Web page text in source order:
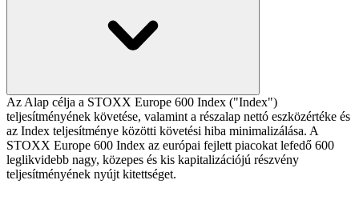
Az Alap célja a STOXX Europe 600 Index ("Index")
teljesítményének követése, valamint a részalap nettó eszközértéke és
az Index teljesítménye közötti követési hiba minimalizálása. A
STOXX Europe 600 Index az európai fejlett piacokat lefedő 600
leglikvidebb nagy, közepes és kis kapitalizációjú részvény
teljesítményének nyújt kitettséget.